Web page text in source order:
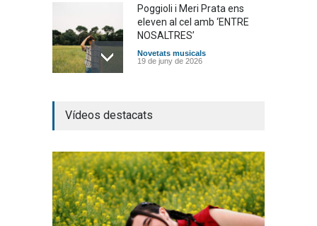
Poggioli i Meri Prata ens
eleven al cel amb ‘ENTRE
NOSALTRES’
Novetats musicals
19 de juny de 2026
transformen els ‘Cants
10 de juny de 2026
Bèrnia i El Diluvi s’avancen a
la calor amb l’himne
definitiu, “L’ESTIU”
Vídeos destacats